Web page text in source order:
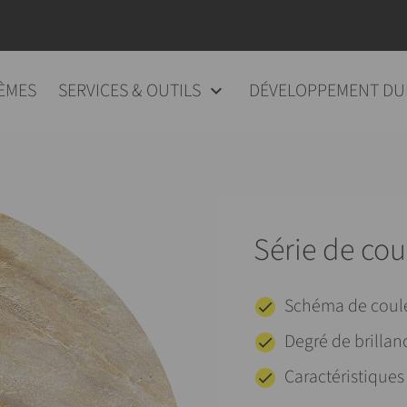
SERVICES & OUTILS DÉVELOPPEMENT
Série de
Schéma de
Degré de